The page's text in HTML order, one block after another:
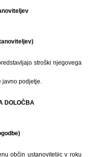
stroški njegovega
podjetje.
DOLOČBA
občin ustanoviteljic v roku